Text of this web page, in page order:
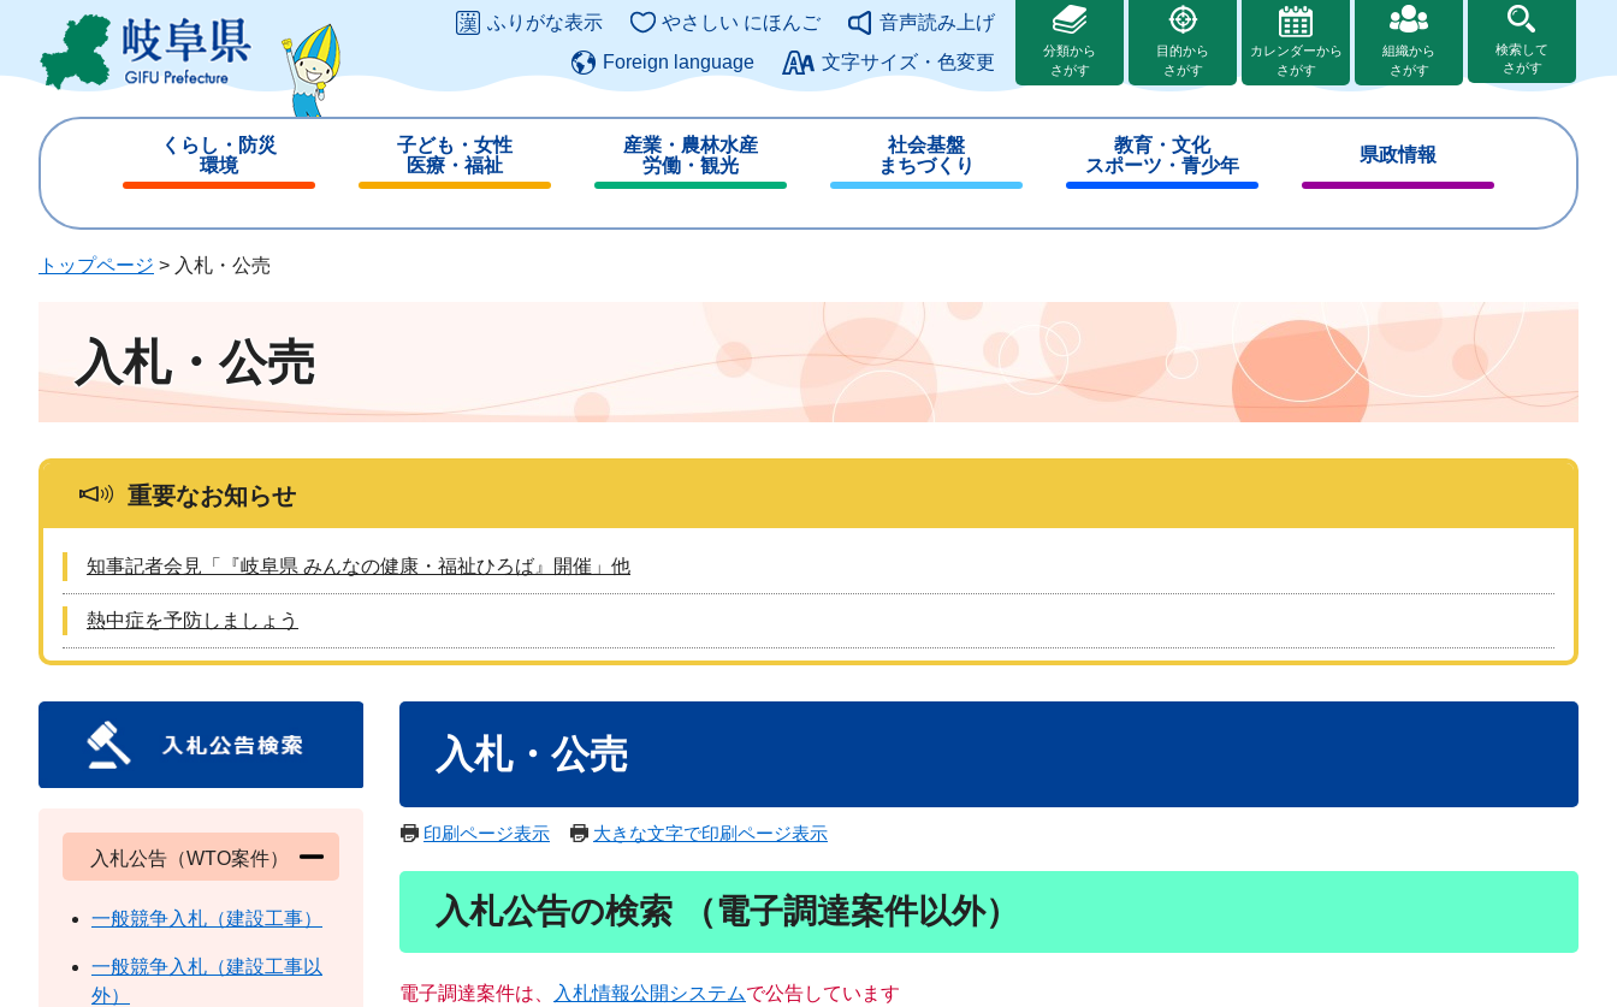
ジ
ュ
このページの本文へ
ふりがな表示 やさしい にほんご
音声読み上げ
Foreign language
文字サイズ・色変更
分類から
さがす
目的から
さがす
カレンダーから
さがす
組織から
さがす
検索して
さがす
くらし・防災
環境
じ
子ども・女性
医療・福祉
じ
産業・農林水産
労働・観光
じ
社会基盤
まちづくり
じ
教育・文化
スポーツ・青少年
じ
県政情報
じ
トップページ > 入札・公売
入札・公売
重要なお知らせ
知事記者会見「『岐阜県 みんなの健康・福祉ひろば』開催」他
熱中症を予防しましょう
入札・公売
印刷ページ表示 大きな文字で印刷ページ表示
入札公告の検索 （電子調達案件以外）
電子調達案件は、 入札情報公開システムで公告しています
入札公告（WTO案件）
一般競争入札（建設工事）
一般競争入札（建設工事以
外）